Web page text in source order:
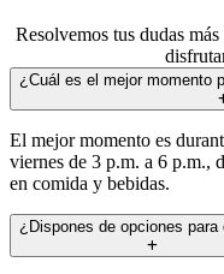
Resolvemos tus dudas
¿Cuál es el mejor momento
El mejor momento es
viernes de 3 p.m. a 6 p.m.,
en comida y bebidas.
¿Dispones de opciones para